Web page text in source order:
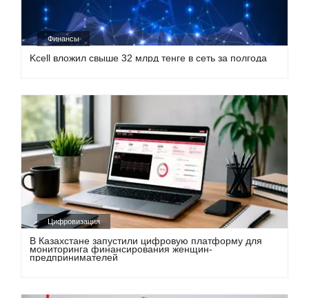
Финансы
Kcell вложил свыше 32 млрд тенге в сеть за полгода
Цифровизация
В Казахстане запустили цифровую платформу для
мониторинга финансирования женщин-
предпринимателей